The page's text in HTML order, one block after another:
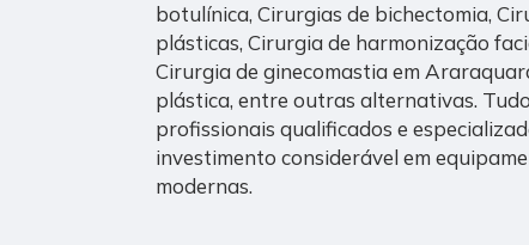
botulínica, Cirurgias de bichectomia,
plásticas, Cirurgia de harmonização
Cirurgia de ginecomastia em
plástica, entre outras alternativas.
profissionais qualificados e
investimento considerável em
modernas.